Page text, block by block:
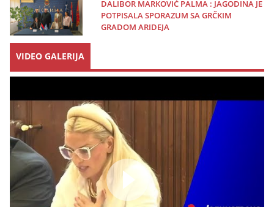
DALIBOR MARKOVIĆ PALMA : JAGODINA JE
POTPISALA SPORAZUM SA GRČKIM
GRADOM ARIDEJA
VIDEO GALERIJA